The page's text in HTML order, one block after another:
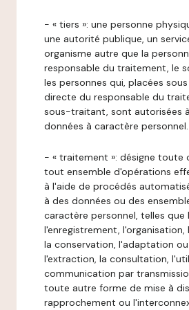
- « tiers »: une personne
une autorité publique, un
organisme autre que la
responsable du traitement, le
les personnes qui, placées
directe du responsable du
sous-traitant, sont autorisées
données à caractère personnel.
- « traitement »: désigne toute
tout ensemble d'opérations
à l'aide de procédés
à des données ou des
caractère personnel, telles que
l'enregistrement,
la conservation, l'adaptation
l'extraction, la consultation,
communication par
toute autre forme de mise à
rapprochement ou